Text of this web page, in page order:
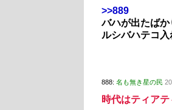
>>889
バハが出たば
ルシバハテコ
888: 名も無き星の民
時代はティア